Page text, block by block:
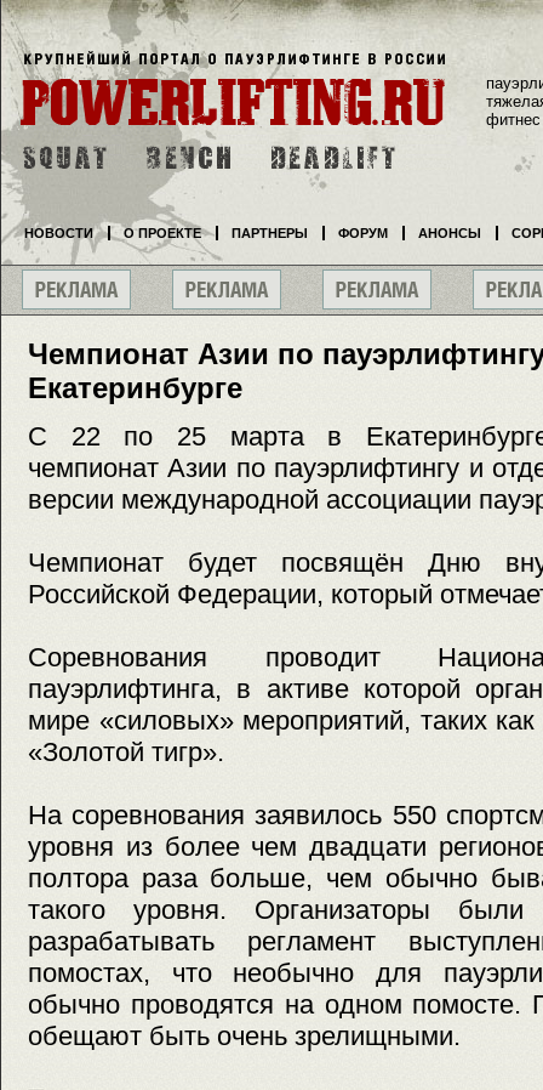
Чемпионат Азии по
Екатеринбурге
С 22 по 25 марта в
чемпионат Азии по пауэрлифтингу и
версии международной ассоциации
Чемпионат будет посвящён Дню
Российской Федерации, который
Соревнования проводит
пауэрлифтинга, в активе которой
мире «силовых» мероприятий, таких как
«Золотой тигр».
На соревнования заявилось 550
уровня из более чем двадцати
полтора раза больше, чем обычно
такого уровня. Организаторы
разрабатывать регламент
помостах, что необычно для
обычно проводятся на одном помосте.
обещают быть очень зрелищными.
фитнес
НОВОСТИ О ПРОЕКТЕ ПАРТНЕРЫ ФОРУМ АНОНСЫ